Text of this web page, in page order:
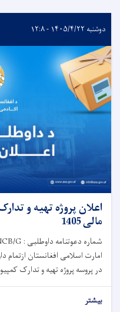
دوشنبه ۱۴۰۵/۴/۲۲ - ۱۲:۸
اعلان پروژه تهیه و
مالی 1405
امارت اسلامی افغانستان
در پروسه پروژه تهیه و تدارک
بیشتر